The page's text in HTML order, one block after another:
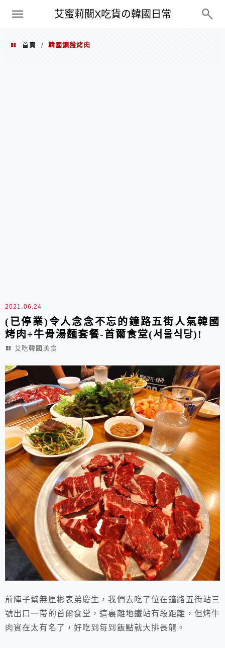
艾蜜莉關X吃貨の韓國日常
PXN
首頁 / 韓國銅盤烤肉
2021.06.24
(已停業)令人念念不忘的鐘路五街人氣韓國
烤肉+牛骨湯麵套餐-首爾食堂(서울식당)!
艾吃韓國美食
前陣子幫無厘彬表弟慶生，我們去吃了位在鐘路五街站三
號出口一帶的首爾食堂，這裏離地鐵站有段距離，但烤牛
肉實在太有名了，好吃到每到飯點就大排長龍。